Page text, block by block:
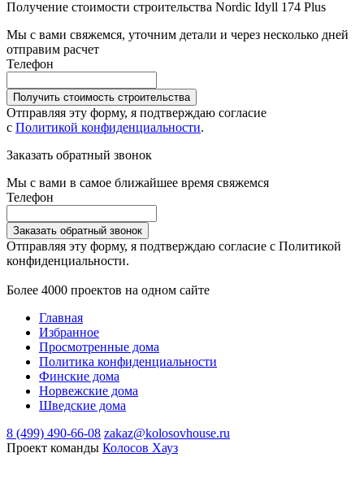
Получение стоимости строительства Nordic Idyll 174 Plus
Мы с вами свяжемся, уточним детали и через несколько дней
отправим расчет
Телефон
Получить стоимость строительства
Отправляя эту форму, я подтверждаю согласие
с Политикой конфиденциальности.
Заказать обратный звонок
Мы с вами в самое ближайшее время свяжемся
Телефон
Заказать обратный звонок
Отправляя эту форму, я подтверждаю согласие с Политикой
конфиденциальности.
Более 4000 проектов на одном сайте
Главная
Избранное
Просмотренные дома
Политика конфиденциальности
Финские дома
Норвежские дома
Шведские дома
8 (499) 490-66-08 zakaz@kolosovhouse.ru
Проект команды Колосов Хауз